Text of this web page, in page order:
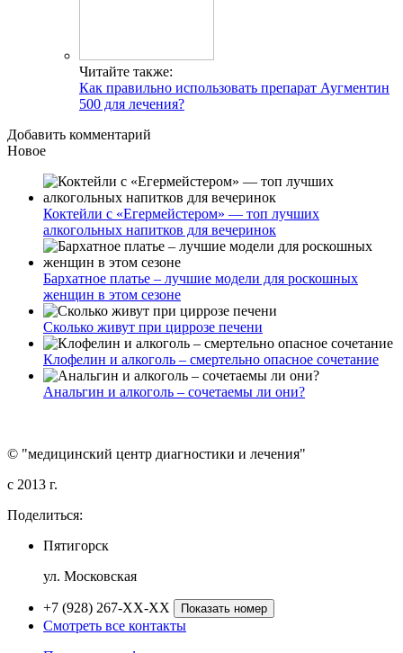
Читайте также:
Как правильно использовать препарат Аугментин
500 для лечения?
Добавить комментарий
Новое
Коктейли с «Егермейстером» — топ лучших
алкогольных напитков для вечеринок
Бархатное платье – лучшие модели для роскошных
женщин в этом сезоне
Сколько живут при циррозе печени
Клофелин и алкоголь – смертельно опасное сочетание
Анальгин и алкоголь – сочетаемы ли они?
© "медицинский центр диагностики и лечения"
c 2013 г.
Поделиться:
Пятигорск
ул. Московская
+7 (928) 267-XX-XX Показать номер
Смотреть все контакты